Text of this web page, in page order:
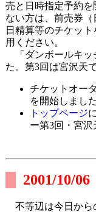
売と日時指定予約
ない方は、前売券
日精算等のチケッ
用ください。
「ダンボールキッ
た。第3回は宮沢天で
チケットオー
を開始しました
トップページ
ー第3回・宮沢
2001/10/06
不等辺は今日から